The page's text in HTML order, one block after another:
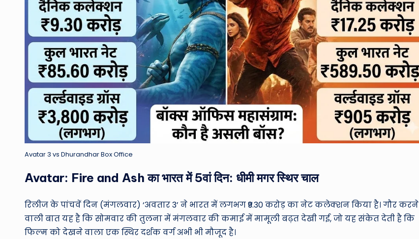
Avatar 3 vs Dhurandhar Box Office
Avatar: Fire and Ash का भारत में 5वां दिन: धीमी मगर स्थिर चाल
रिलीज के पांचवें दिन (मंगलवार) ‘अवतार 3’ ने भारत में लगभग ₹9.30 करोड़ का नेट कलेक्शन किया है। गौर करने
वाली बात यह है कि सोमवार की तुलना में मंगलवार की कमाई में मामूली बढ़त देखी गई, जो यह संकेत देती है कि
फिल्म को देखने वाला एक स्थिर दर्शक वर्ग अभी भी मौजूद है।